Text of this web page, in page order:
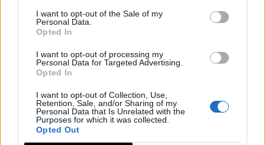
I want to opt-out of the Sale of my
Personal Data.
Opted In
I want to opt-out of processing my
Personal Data for Targeted Advertising.
Opted In
I want to opt-out of Collection, Use,
Retention, Sale, and/or Sharing of my
Personal Data that Is Unrelated with the
Purposes for which it was collected.
Opted Out
Fuente: Junta de Extremadura. Consejería de Cultura
y Turismo
Observaciones
Mapa